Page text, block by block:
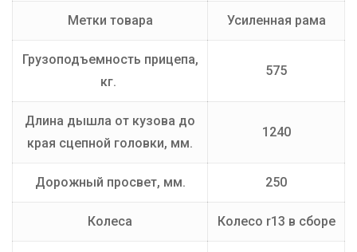
Метки товара Усиленная рама
Грузоподъемность прицепа,
кг.
575
Длина дышла от кузова до
края сцепной головки, мм.
1240
Дорожный просвет, мм. 250
Колеса Колесо r13 в сборе